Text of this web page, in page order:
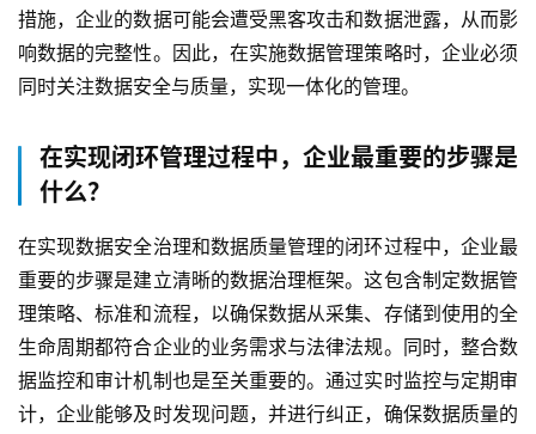
措施，企业的数据可能会遭受黑客攻击和数据泄露，从而影
响数据的完整性。因此，在实施数据管理策略时，企业必须
同时关注数据安全与质量，实现一体化的管理。
在实现闭环管理过程中，企业最重要的步骤是
什么？
在实现数据安全治理和数据质量管理的闭环过程中，企业最
重要的步骤是建立清晰的数据治理框架。这包含制定数据管
理策略、标准和流程，以确保数据从采集、存储到使用的全
生命周期都符合企业的业务需求与法律法规。同时，整合数
据监控和审计机制也是至关重要的。通过实时监控与定期审
计，企业能够及时发现问题，并进行纠正，确保数据质量的